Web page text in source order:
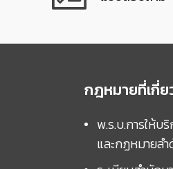
กฎหมายที่เกี่
พ.ร.บ.การให้บ
และกฏหมายล